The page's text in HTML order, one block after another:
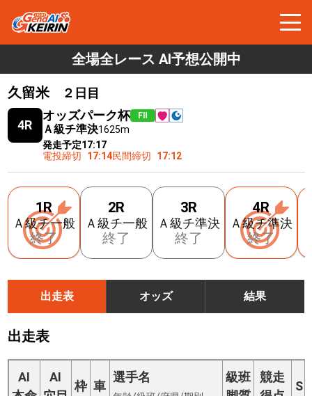
全場全レース AI予想公開中
久留米
２日目
4R
オッズパーク杯 FⅡ
Ａ級チ準決1625m
発走予定17:17
電投締切
17:14民間締切 17:12
1R
Ａ級チ一般
終了
2R
Ａ級チ一般
終了
3R
Ａ級チ準決
終了
4R
Ａ級チ準決
終了
出走表 オッズ 結果
出走表
AI
AI
枠 車
選手名
級班
競走
S